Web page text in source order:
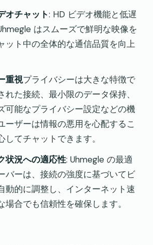
オチャット: HD ビデオ機能と低遅
はスムーズで鮮明な映像を
ット中の全体的な通信品質を向上
重視プライバシーは大きな特徴で
れた接続、最小限のデータ保持、
可能なプライバシー設定などの機
ーザーは情報の悪用を心配するこ
してチャットできます。
状況への適応性: Uhmegle の最適
バーは、接続の強度に基づいてビ
動的に調整し、インターネット速
場合でも信頼性を確保します。